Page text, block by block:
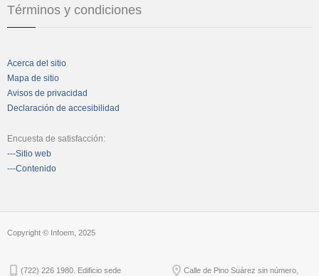
Términos y condiciones
Acerca del sitio
Mapa de sitio
Avisos de privacidad
Declaración de accesibilidad
Encuesta de satisfacción:
---Sitio web
---Contenido
Copyright © Infoem, 2025
(722) 226 1980. Edificio sede
Calle de Pino Suárez sin número,